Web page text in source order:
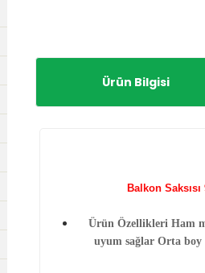
Ürün Bilgisi
Balkon
Ürün Özellikleri Ham
uyum sağlar Orta boy